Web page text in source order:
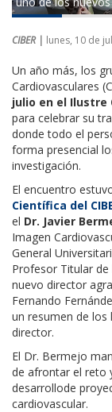
CIBER | lunes, 10 de
Un año más, los
Cardiovasculares
julio en el Ilustre
para celebrar su
donde todo el
forma presencial
investigación.
El encuentro
Científica del
el Dr. Javier
Imagen
General
Profesor Titular de
nuevo director
Fernando
un resumen de
director.
El Dr. Bermejo
de afrontar el reto
desarrollode
cardiovascular.